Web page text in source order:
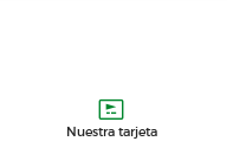
Nuestra tarjeta